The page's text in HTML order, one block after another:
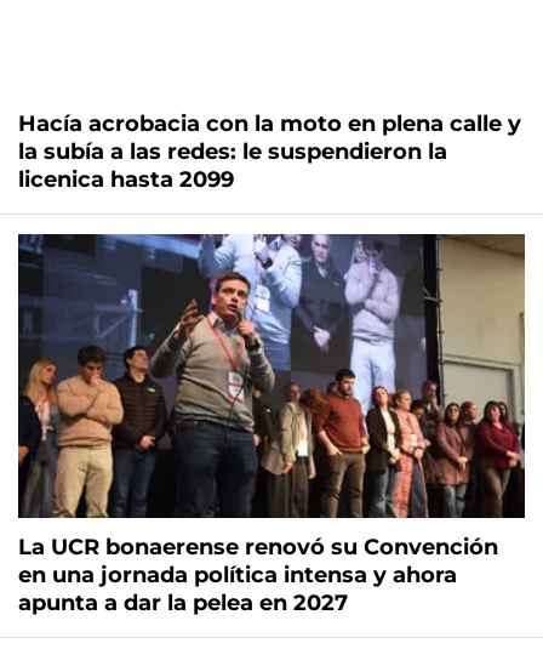
Hacía acrobacia con la moto en plena calle y
la subía a las redes: le suspendieron la
licenica hasta 2099
La UCR bonaerense renovó su Convención
en una jornada política intensa y ahora
apunta a dar la pelea en 2027